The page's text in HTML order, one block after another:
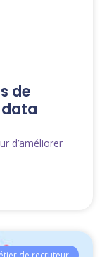
de
d’améliorer